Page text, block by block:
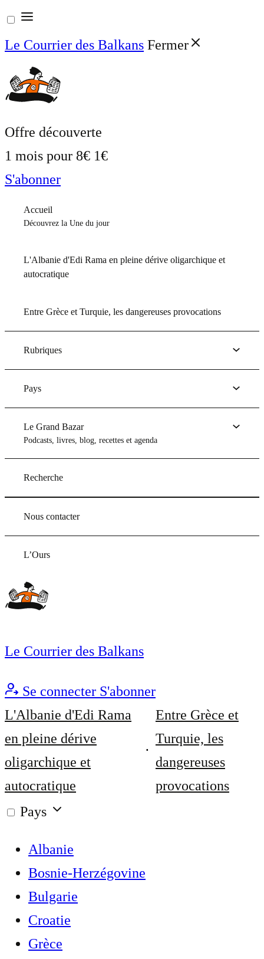
Aller
au
contenu
Le Courrier des Balkans Fermer
Offre découverte
1 mois pour 8€ 1€
S'abonner
Accueil
Découvrez la Une du jour
L'Albanie d'Edi Rama en pleine dérive oligarchique et
autocratique
Entre Grèce et Turquie, les dangereuses provocations
Rubriques
Pays
Le Grand Bazar
Podcasts, livres, blog, recettes et agenda
Recherche
Nous contacter
L’Ours
Le Courrier des Balkans
Se connecter S'abonner
L'Albanie d'Edi Rama
en pleine dérive
oligarchique et
autocratique
Entre Grèce et
Turquie, les
dangereuses
provocations
Pays
Albanie
Bosnie-Herzégovine
Bulgarie
Croatie
Grèce